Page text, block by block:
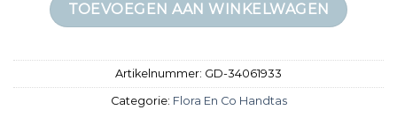
TOEVOEGEN AAN WINKELWAGEN
Artikelnummer: GD-34061933
Categorie: Flora En Co Handtas